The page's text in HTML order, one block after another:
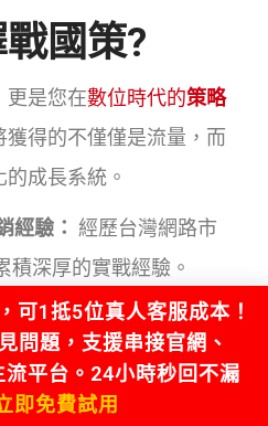
國策?
更是您在數位時代的策略
獲得的不僅僅是流量，而
成長系統。
經驗： 經歷台灣網路市
積深厚的實戰經驗。
科/牙醫診所業者：我們
免走彎路，直接複製成功
可1抵5位真人客服成本！
問題，支援串接官網、
流平台。24小時秒回不漏
即免費試用